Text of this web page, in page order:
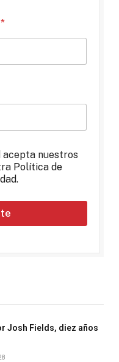
*
acepta nuestros
Política de
.
Josh Fields, diez años